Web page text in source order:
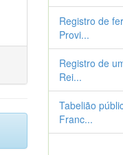
Registro de
Provi...
Registro de
Rei...
Tabelião
Franc...